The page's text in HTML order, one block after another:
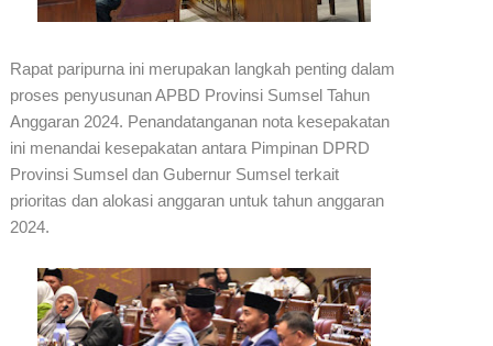
Rapat paripurna ini merupakan langkah penting dalam
proses penyusunan APBD Provinsi Sumsel Tahun
Anggaran 2024. Penandatanganan nota kesepakatan
ini menandai kesepakatan antara Pimpinan DPRD
Provinsi Sumsel dan Gubernur Sumsel terkait
prioritas dan alokasi anggaran untuk tahun anggaran
2024.